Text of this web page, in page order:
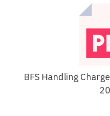
BFS Handling